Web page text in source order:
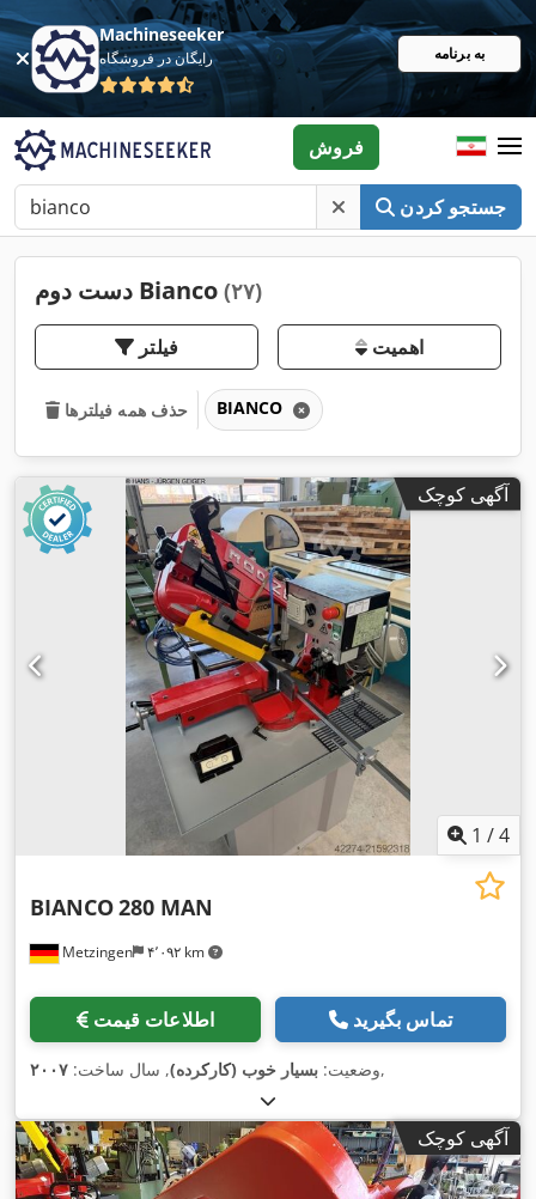
Machineseeker
رایگان در فروشگاه به برنامه
جستجو کردن
فروش
دست دوم Bianco (۲۷)
فیلتر اهمیت
حذف همه فیلترها BIANCO
آگهی کوچک
1 /4
Metzingen ۴٬۰۹۲ km
BIANCO280 MAN
اطلاعات قیمت تماس بگیرید
وضعیت: بسیار خوب (کارکرده), سال ساخت: ۲۰۰۷ ,
آگهی کوچک